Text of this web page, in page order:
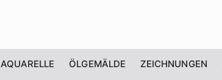
AQUARELLE ÖLGEMÄLDE ZEICHNUNGEN